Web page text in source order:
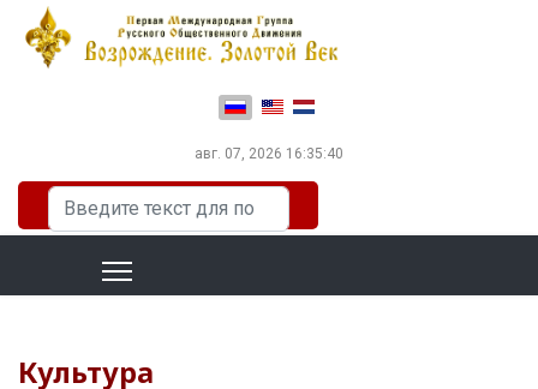
Выберите язык
авг. 07, 2026 16:35:41
Искать...
Культура